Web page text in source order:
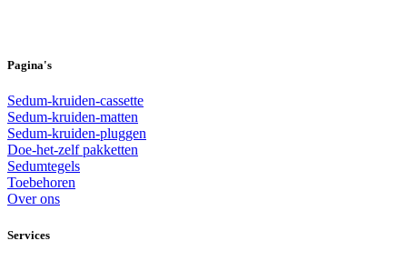
Pagina's
Sedum-kruiden-cassette
Sedum-kruiden-matten
Sedum-kruiden-pluggen
Doe-het-zelf pakketten
Sedumtegels
Toebehoren
Over ons
Services